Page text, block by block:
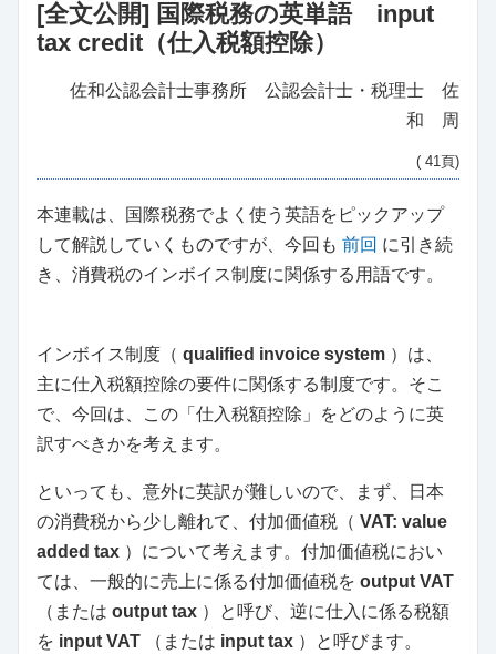
[全文公開] 国際税務の英単語 input
tax credit（仕入税額控除）
佐和公認会計士事務所 公認会計士・税理士 佐
和 周
( 41頁)
本連載は、国際税務でよく使う英語をピックアップ
して解説していくものですが、今回も 前回 に引き続
き、消費税のインボイス制度に関係する用語です。
インボイス制度（ qualified invoice system ）は、
主に仕入税額控除の要件に関係する制度です。そこ
で、今回は、この「仕入税額控除」をどのように英
訳すべきかを考えます。
といっても、意外に英訳が難しいので、まず、日本
の消費税から少し離れて、付加価値税（ VAT: value
added tax ）について考えます。付加価値税におい
ては、一般的に売上に係る付加価値税を output VAT
（または output tax ）と呼び、逆に仕入に係る税額
を input VAT （または input tax ）と呼びます。